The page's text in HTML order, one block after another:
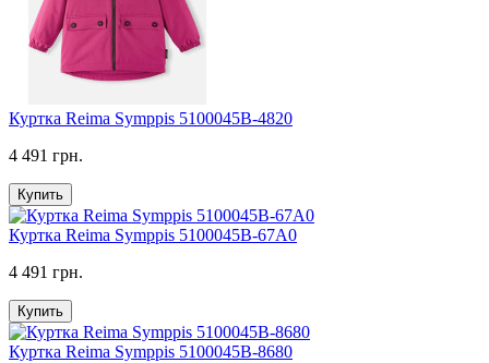
Куртка Reima Symppis 5100045B-4820
4 491 грн.
Купить
Куртка Reima Symppis 5100045B-67A0
4 491 грн.
Купить
Куртка Reima Symppis 5100045B-8680